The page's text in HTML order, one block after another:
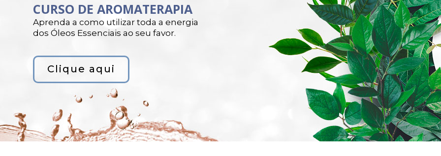
CURSO DE AROMATERAPIA
Aprenda a como utilizar toda a energia
dos Óleos Essenciais ao seu favor.
Clique aqui